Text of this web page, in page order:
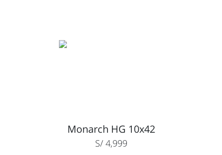
Monarch HG 10x42
S/ 4,999